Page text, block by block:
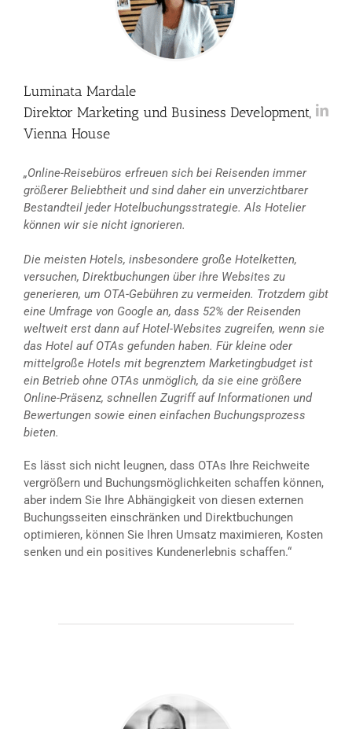
Luminata Mardale
Direktor Marketing und Business Development,
Vienna House
„Online-Reisebüros erfreuen sich bei Reisenden immer
größerer Beliebtheit und sind daher ein unverzichtbarer
Bestandteil jeder Hotelbuchungsstrategie. Als Hotelier
können wir sie nicht ignorieren.
Die meisten Hotels, insbesondere große Hotelketten,
versuchen, Direktbuchungen über ihre Websites zu
generieren, um OTA-Gebühren zu vermeiden. Trotzdem gibt
eine Umfrage von Google an, dass 52% der Reisenden
weltweit erst dann auf Hotel-Websites zugreifen, wenn sie
das Hotel auf OTAs gefunden haben. Für kleine oder
mittelgroße Hotels mit begrenztem Marketingbudget ist
ein Betrieb ohne OTAs unmöglich, da sie eine größere
Online-Präsenz, schnellen Zugriff auf Informationen und
Bewertungen sowie einen einfachen Buchungsprozess
bieten.
Es lässt sich nicht leugnen, dass OTAs Ihre Reichweite
vergrößern und Buchungsmöglichkeiten schaffen können,
aber indem Sie Ihre Abhängigkeit von diesen externen
Buchungsseiten einschränken und Direktbuchungen
optimieren, können Sie Ihren Umsatz maximieren, Kosten
senken und ein positives Kundenerlebnis schaffen.“